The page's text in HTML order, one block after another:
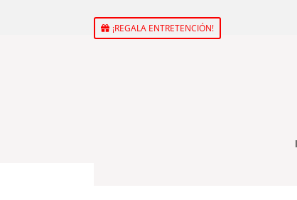
¡REGALA ENTRETENCIÓN!